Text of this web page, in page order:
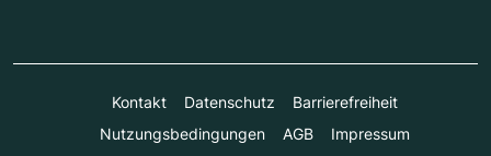
Kontakt Datenschutz
Barrierefreiheit
Nutzungsbedingungen
AGB Impressum